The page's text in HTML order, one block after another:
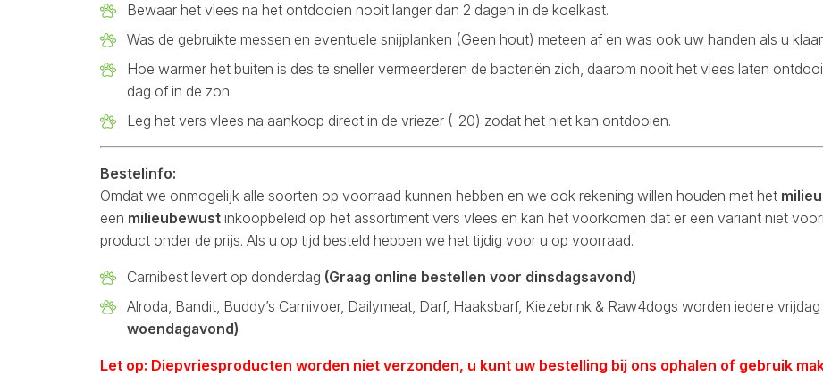
Bewaar het vlees na het ontdooien nooit langer dan 2 dagen in de koelkast.
Was de gebruikte messen en eventuele snijplanken (Geen hout) meteen af en was ook uw handen als u
Hoe warmer het buiten is des te sneller vermeerderen de bacteriën zich, daarom nooit het vlees laten
dag of in de zon.
Leg het vers vlees na aankoop direct in de vriezer (-20) zodat het niet kan ontdooien.
Bestelinfo:
Omdat we onmogelijk alle soorten op voorraad kunnen hebben en we ook rekening willen houden met het
een milieubewust inkoopbeleid op het assortiment vers vlees en kan het voorkomen dat er een variant niet
product onder de prijs. Als u op tijd besteld hebben we het tijdig voor u op voorraad.
Carnibest levert op donderdag (Graag online bestellen voor dinsdagsavond)
Alroda, Bandit, Buddy’s Carnivoer, Dailymeat, Darf, Haaksbarf, Kiezebrink & Raw4dogs worden iedere
woendagavond)
Let op: Diepvriesproducten worden niet verzonden, u kunt uw bestelling bij ons ophalen of gebruik